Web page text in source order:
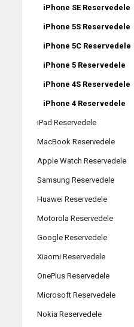
iPhone SE Reservedele
iPhone 5S Reservedele
iPhone 5C Reservedele
iPhone 5 Reservedele
iPhone 4S Reservedele
iPhone 4 Reservedele
iPad Reservedele
MacBook Reservedele
Apple Watch Reservedele
Samsung Reservedele
Huawei Reservedele
Motorola Reservedele
Google Reservedele
Xiaomi Reservedele
OnePlus Reservedele
Microsoft Reservedele
Nokia Reservedele